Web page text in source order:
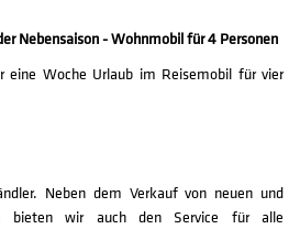
Nebensaison - Wohnmobil für 4 Personen
eine Woche Urlaub im Reisemobil für vier
Neben dem Verkauf von neuen und
bieten wir auch den Service für alle